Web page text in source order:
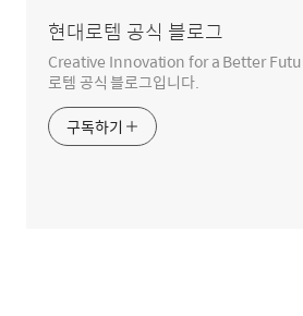
현대로템 공식 블로그
Creative Innovation for a Better
로템 공식 블로그입니다.
구독하기